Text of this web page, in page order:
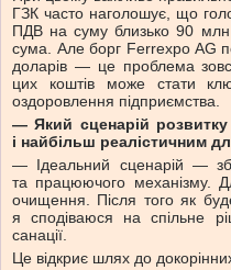
ГЗК часто наголошує, що
ПДВ на суму близько 90
сума. Але борг Ferrexpo AG
доларів — це проблема
цих коштів може стати
оздоровлення підприємства.
— Який сценарій
і найбільш реалістичним
— Ідеальний сценарій —
та працюючого механізму.
очищення. Після того як
я сподіваюся на спільне
санації.
Це відкриє шлях до